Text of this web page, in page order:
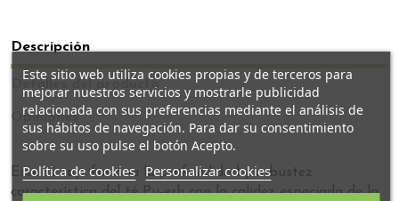
Descripción
Detalles del producto
Opiniones
Este té rojo fusiona la profundidad y robustez
característica del té Pu-erh con la calidez especiada de la
Este sitio web utiliza cookies propias y de terceros para
mejorar nuestros servicios y mostrarle publicidad
relacionada con sus preferencias mediante el análisis de
sus hábitos de navegación. Para dar su consentimiento
sobre su uso pulse el botón Acepto.
Política de cookies Personalizar cookies